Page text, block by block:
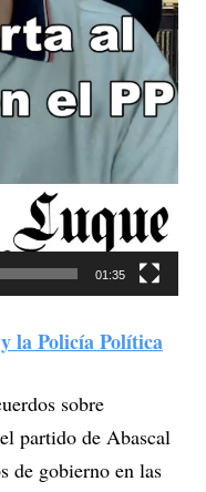
01:35
la Policía Política
sobre
partido de Abascal
de gobierno en las